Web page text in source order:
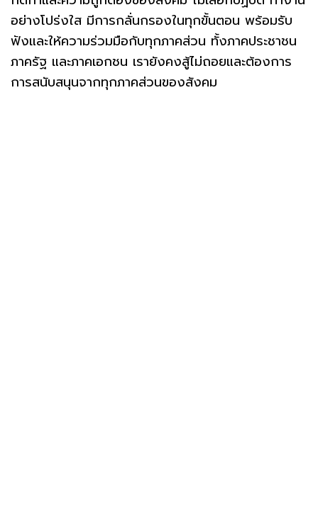
อย่างโปร่งใส มีการกลั่นกรองในทุกขั้นตอน พร้อมรับ
ฟังและให้ความร่วมมือกับทุกภาคส่วน ทั้งภาคประชาชน
ภาครัฐ และภาคเอกชน เรายังคงสู้ไม่ถอยและต้องการ
การสนับสนุนจากทุกภาคส่วนของสังคม